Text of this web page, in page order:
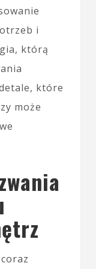
i
którą
które
może